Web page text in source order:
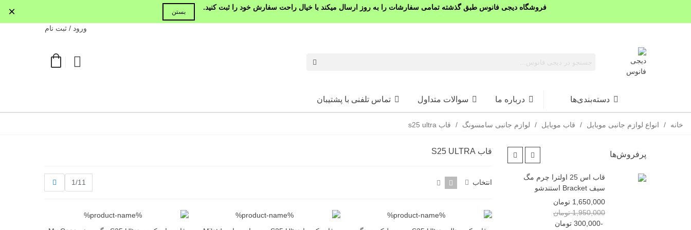
فروشگاه دیجی فانوس طبق گذشته تمامی سفارشات را به روز ارسال میکند با خیال راحت سفارش خود را ثبت کنید.
بستن ×
ورود / ثبت نام
دسته‌بندی‌ها درباره ما سوالات متداول تماس تلفنی با پشتیبان
خانه / انواع لوازم جانبی موبایل / قاب موبایل / لوازم جانبی سامسونگ / قاب s25 ultra
پرفروش‌ها
قاب اس 25 اولترا چرم مگ
سیف Bracket استندشو
1,650,000 تومان
1,950,000 تومان
-300,000 تومان
ساعت هوشمند الترا + ایرپاد
تیری Ultra U Max Jrx22
قاب S25 ULTRA
انتخاب 1/11